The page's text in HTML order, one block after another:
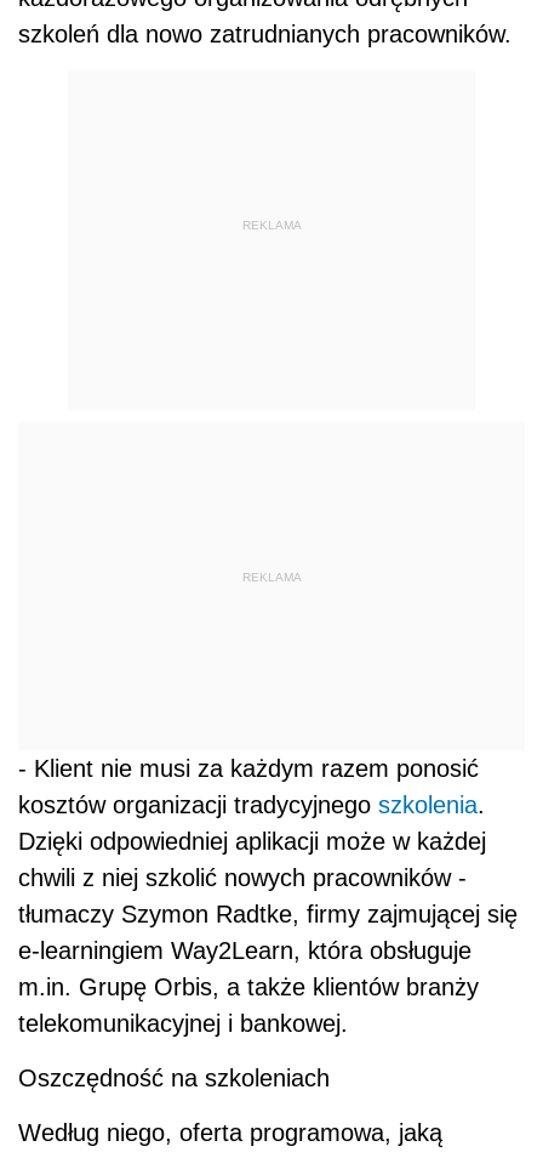
szkoleń dla nowo zatrudnianych pracowników.
REKLAMA
REKLAMA
- Klient nie musi za każdym razem ponosić
kosztów organizacji tradycyjnego szkolenia.
Dzięki odpowiedniej aplikacji może w każdej
chwili z niej szkolić nowych pracowników -
tłumaczy Szymon Radtke, firmy zajmującej się
e-learningiem Way2Learn, która obsługuje
m.in. Grupę Orbis, a także klientów branży
telekomunikacyjnej i bankowej.
Oszczędność na szkoleniach
Według niego, oferta programowa, jaką